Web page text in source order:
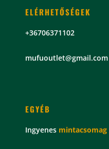
ELÉRHETŐSÉGEK
+36706371102
mufuoutlet@gmail.com
EGYÉB
Ingyenes mintacsomag